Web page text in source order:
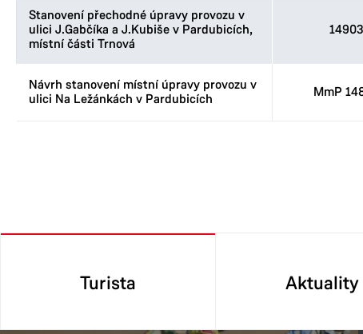
Stanovení přechodné úpravy provozu v
ulici J.Gabčíka a J.Kubiše v Pardubicích,
místní části Trnová
Návrh stanovení místní úpravy provozu v
ulici Na Ležánkách v Pardubicích
MmP
Turista Aktuality